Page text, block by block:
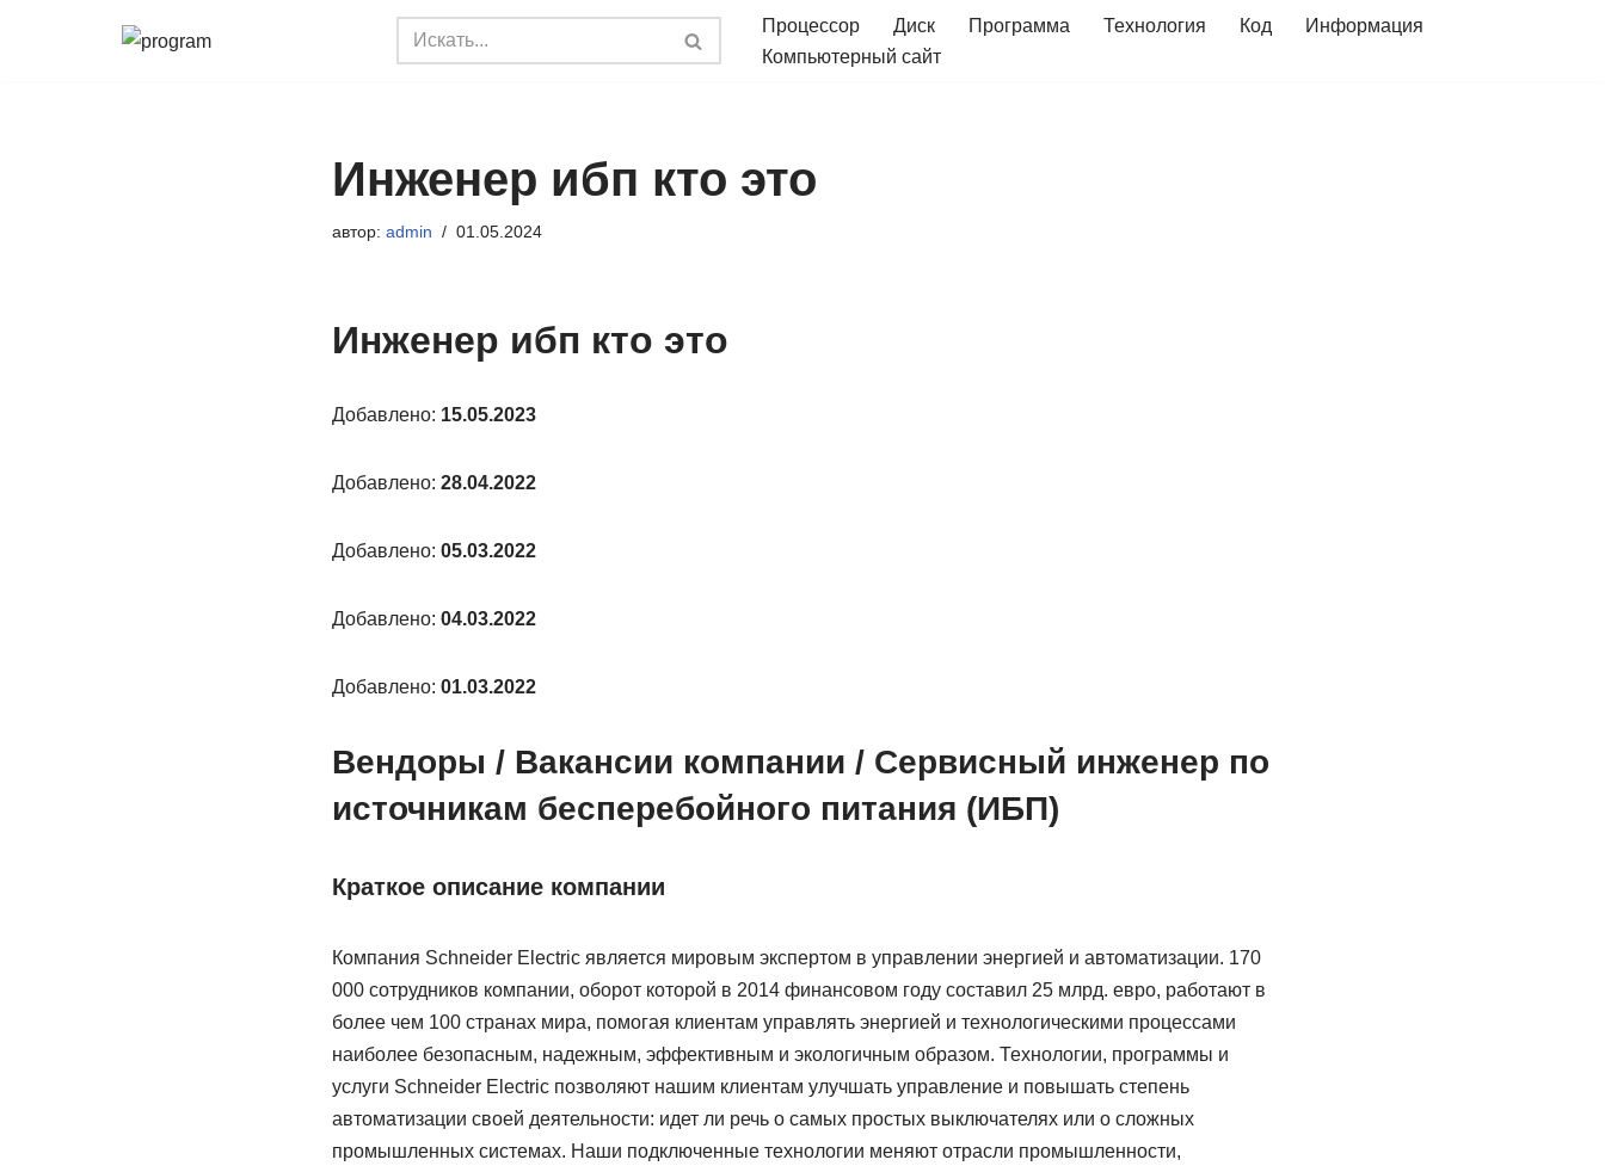
Процессор Диск Программа Технология Код
Информация
Компьютерный сайт
Инженер ибп кто это
автор: admin 01.05.2024
Инженер ибп кто это
Добавлено: 15.05.2023
Добавлено: 28.04.2022
Добавлено: 05.03.2022
Добавлено: 04.03.2022
Добавлено: 01.03.2022
Вендоры / Вакансии компании / Сервисный инженер по
источникам бесперебойного питания (ИБП)
Краткое описание компании
Компания Schneider Electric является мировым экспертом в управлении энергией и автоматизации. 170
000 сотрудников компании, оборот которой в 2014 финансовом году составил 25 млрд. евро, работают в
более чем 100 странах мира, помогая клиентам управлять энергией и технологическими процессами
наиболее безопасным, надежным, эффективным и экологичным образом. Технологии, программы и
услуги Schneider Electric позволяют нашим клиентам улучшать управление и повышать степень
автоматизации своей деятельности: идет ли речь о самых простых выключателях или о сложных
промышленных системах. Наши подключенные технологии меняют отрасли промышленности,